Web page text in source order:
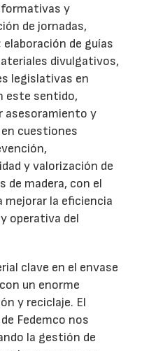
y
de jornadas,
de guías
divulgativos,
legislativas en
este sentido,
asesoramiento y
cuestiones
y valorización de
de madera, con el
la eficiencia
operativa del
clave en el envase
un enorme
y reciclaje. El
Fedemco nos
la gestión de